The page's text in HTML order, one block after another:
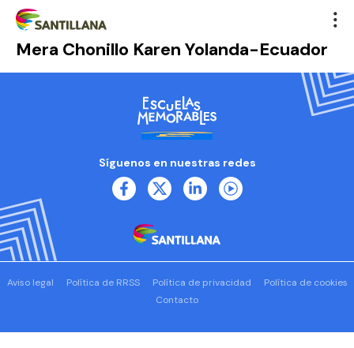
Mera Chonillo Karen Yolanda-Ecuador
Síguenos en nuestras redes
Aviso legal Política de RRSS Política de privacidad
Política de cookies
Contacto